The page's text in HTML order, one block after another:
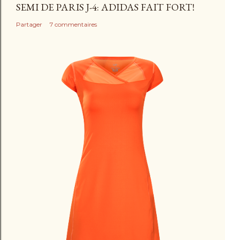
SEMI DE PARIS J-4: ADIDAS FAIT FORT!
Partager 7 commentaires